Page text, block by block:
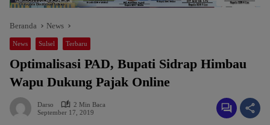
Beranda News
News Sulsel Terbaru
Optimalisasi PAD, Bupati Sidrap Himbau
Wapu Dukung Pajak Online
Darso
2 Min Baca
September 17, 2019